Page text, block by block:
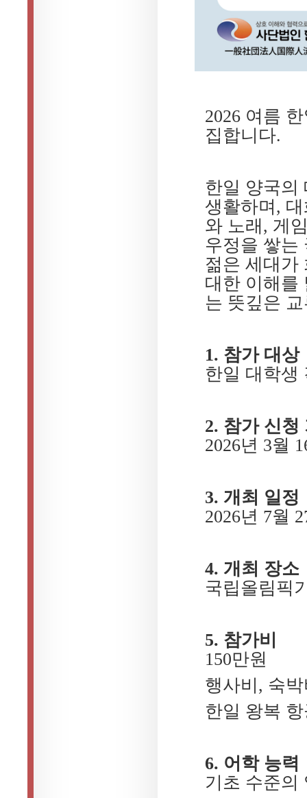
2026 여름
집합니다.
한일 양국의
생활하며,
와 노래, 게
우정을 쌓는
젊은 세대가
대한 이해를
는 뜻깊은
1. 참가 대상
한일 대학생
2. 참가 신청
2026년 3월
3. 개최 일정
2026년 7월
4. 개최 장소
국립올림픽
5. 참가비
150만원
행사비, 숙
한일 왕복
6. 어학 능력
기초 수준의